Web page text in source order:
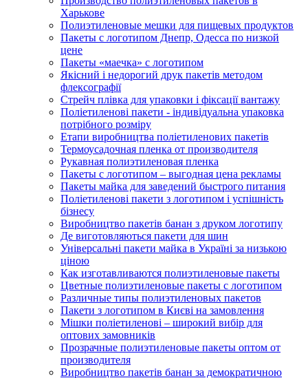
Харькове
Полиэтиленовые мешки для пищевых продуктов
Пакеты с логотипом Днепр, Одесса по низкой
цене
Пакеты «маечка» с логотипом
Якісний і недорогий друк пакетів методом
флексографії
Стрейч плівка для упаковки і фіксації вантажу
Поліетиленові пакети - індивідуальна упаковка
потрібного розміру
Етапи виробництва поліетиленових пакетів
Термоусадочная пленка от производителя
Рукавная полиэтиленовая пленка
Пакеты с логотипом – выгодная цена рекламы
Пакеты майка для заведений быстрого питания
Поліетиленові пакети з логотипом і успішність
бізнесу
Виробництво пакетів банан з друком логотипу
Де виготовляються пакети для шин
Універсальні пакети майка в Україні за низькою
ціною
Как изготавливаются полиэтиленовые пакеты
Цветные полиэтиленовые пакеты с логотипом
Различные типы полиэтиленовых пакетов
Пакети з логотипом в Києві на замовлення
Мішки поліетиленові – широкий вибір для
оптових замовників
Прозрачные полиэтиленовые пакеты оптом от
производителя
Виробництво пакетів банан за демократичною